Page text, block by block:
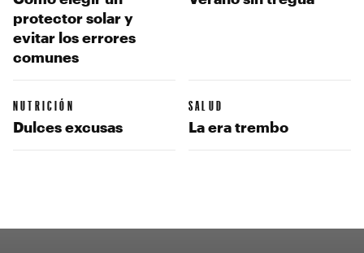
protector solar y
evitar los errores
comunes
NUTRICIÓN
Dulces excusas
SALUD
La era trembo